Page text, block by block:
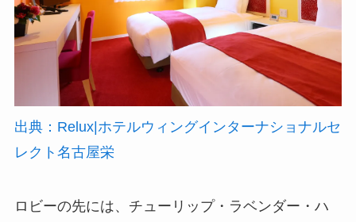
出典：Relux|ホテルウィングインターナショナルセ
レクト名古屋栄
ロビーの先には、チューリップ・ラベンダー・ハ